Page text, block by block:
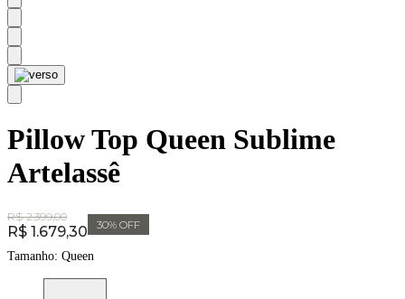
Pillow Top Queen Sublime
Artelassê
Original Price:
R$ 2.399,00
Price:
R$ 1.679,30 30% OFF
Tamanho: Queen